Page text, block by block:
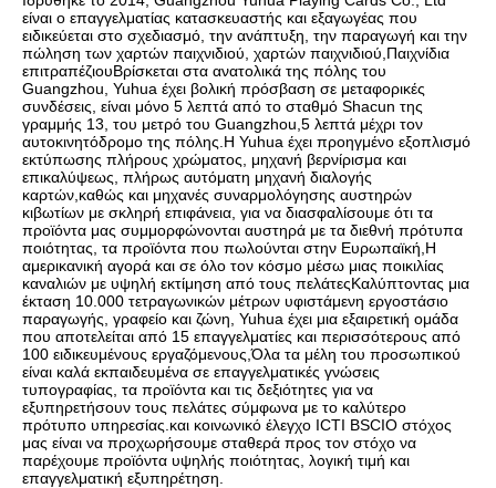
είναι ο επαγγελματίας κατασκευαστής και εξαγωγέας που
ειδικεύεται στο σχεδιασμό, την ανάπτυξη, την παραγωγή και την
πώληση των χαρτών παιχνιδιού, χαρτών παιχνιδιού,Παιχνίδια
επιτραπέζιουΒρίσκεται στα ανατολικά της πόλης του
Guangzhou, Yuhua έχει βολική πρόσβαση σε μεταφορικές
συνδέσεις, είναι μόνο 5 λεπτά από το σταθμό Shacun της
γραμμής 13, του μετρό του Guangzhou,5 λεπτά μέχρι τον
αυτοκινητόδρομο της πόλης.Η Yuhua έχει προηγμένο εξοπλισμό
εκτύπωσης πλήρους χρώματος, μηχανή βερνίρισμα και
επικαλύψεως, πλήρως αυτόματη μηχανή διαλογής
καρτών,καθώς και μηχανές συναρμολόγησης αυστηρών
κιβωτίων με σκληρή επιφάνεια, για να διασφαλίσουμε ότι τα
προϊόντα μας συμμορφώνονται αυστηρά με τα διεθνή πρότυπα
ποιότητας, τα προϊόντα που πωλούνται στην Ευρωπαϊκή,Η
αμερικανική αγορά και σε όλο τον κόσμο μέσω μιας ποικιλίας
καναλιών με υψηλή εκτίμηση από τους πελάτεςΚαλύπτοντας μια
έκταση 10.000 τετραγωνικών μέτρων υφιστάμενη εργοστάσιο
παραγωγής, γραφείο και ζώνη, Yuhua έχει μια εξαιρετική ομάδα
που αποτελείται από 15 επαγγελματίες και περισσότερους από
100 ειδικευμένους εργαζόμενους,Όλα τα μέλη του προσωπικού
είναι καλά εκπαιδευμένα σε επαγγελματικές γνώσεις
τυπογραφίας, τα προϊόντα και τις δεξιότητες για να
εξυπηρετήσουν τους πελάτες σύμφωνα με το καλύτερο
πρότυπο υπηρεσίας.και κοινωνικό έλεγχο ICTI BSCIΟ στόχος
μας είναι να προχωρήσουμε σταθερά προς τον στόχο να
παρέχουμε προϊόντα υψηλής ποιότητας, λογική τιμή και
επαγγελματική εξυπηρέτηση.